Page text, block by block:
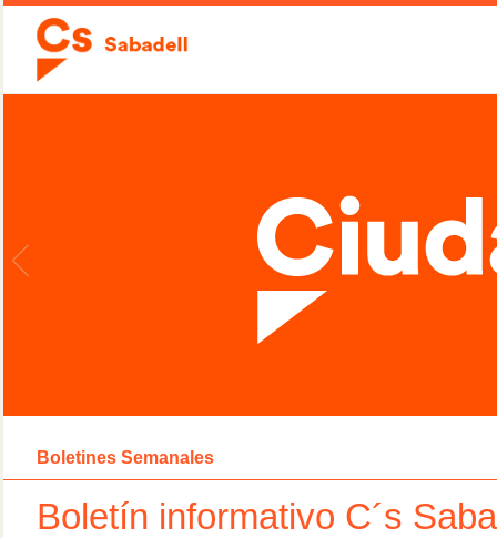
Boletines Semanales
Boletín informativo C´s